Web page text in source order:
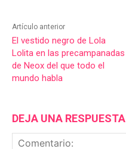
Artículo anterior
El vestido negro de Lola
Lolita en las precampanadas
de Neox del que todo el
mundo habla
DEJA UNA RESPUESTA